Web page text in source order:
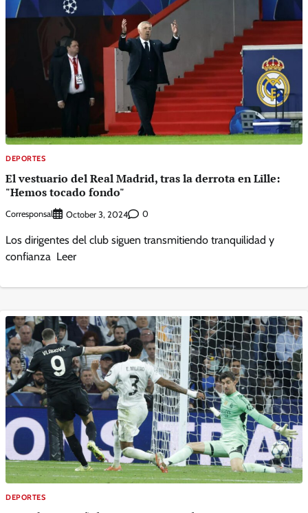
DEPORTES
El vestuario del Real Madrid, tras la derrota en Lille:
"Hemos tocado fondo"
Corresponsal October 3, 2024 0
Los dirigentes del club siguen transmitiendo tranquilidad y
confianza Leer
DEPORTES